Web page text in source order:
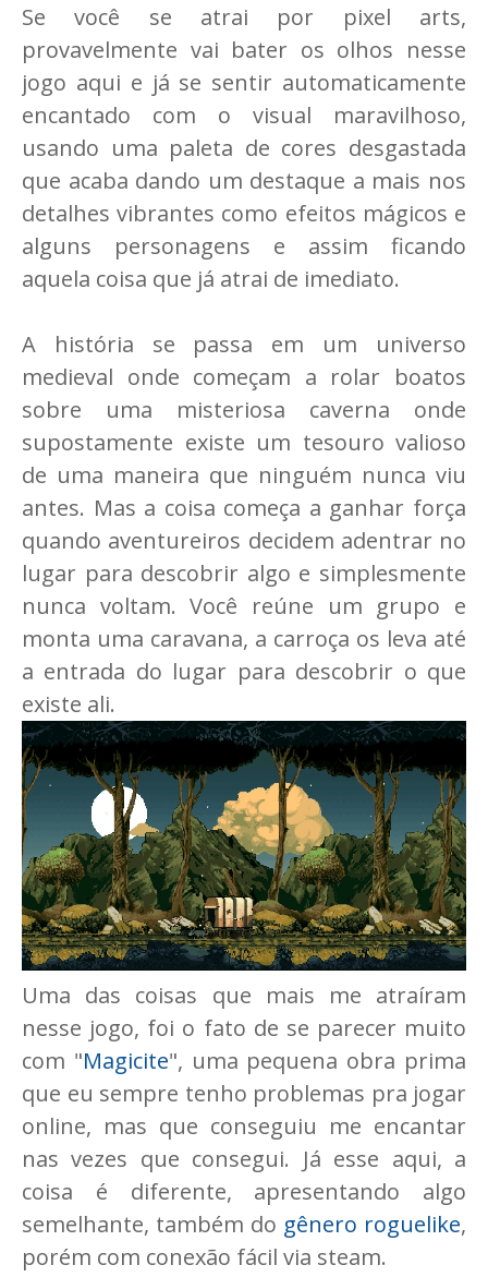
Se você se atrai por pixel arts,
provavelmente vai bater os olhos nesse
jogo aqui e já se sentir automaticamente
encantado com o visual maravilhoso,
usando uma paleta de cores desgastada
que acaba dando um destaque a mais nos
detalhes vibrantes como efeitos mágicos e
alguns personagens e assim ficando
aquela coisa que já atrai de imediato.
A história se passa em um universo
medieval onde começam a rolar boatos
sobre uma misteriosa caverna onde
supostamente existe um tesouro valioso
de uma maneira que ninguém nunca viu
antes. Mas a coisa começa a ganhar força
quando aventureiros decidem adentrar no
lugar para descobrir algo e simplesmente
nunca voltam. Você reúne um grupo e
monta uma caravana, a carroça os leva até
a entrada do lugar para descobrir o que
existe ali.
Uma das coisas que mais me atraíram
nesse jogo, foi o fato de se parecer muito
com "Magicite", uma pequena obra prima
que eu sempre tenho problemas pra jogar
online, mas que conseguiu me encantar
nas vezes que consegui. Já esse aqui, a
coisa é diferente, apresentando algo
semelhante, também do gênero roguelike,
porém com conexão fácil via steam.